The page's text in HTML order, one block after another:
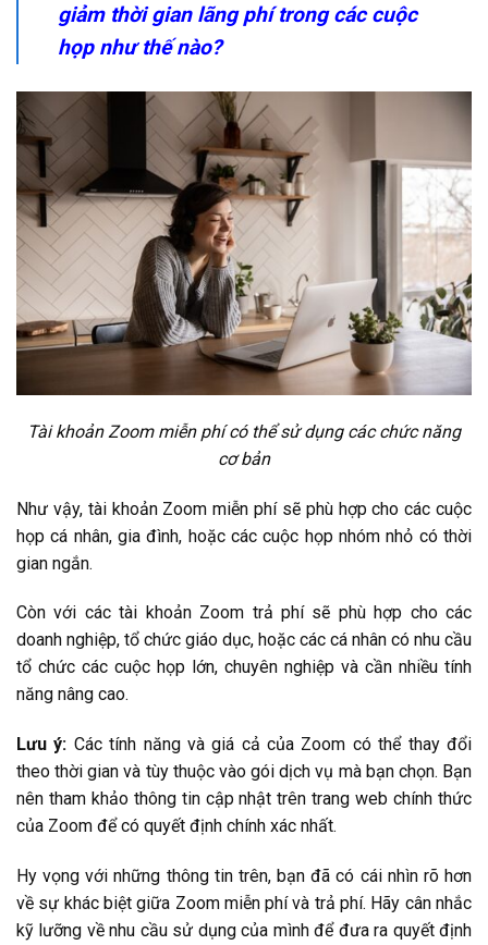
giảm thời gian lãng phí trong các cuộc
họp như thế nào?
Tài khoản Zoom miễn phí có thể sử dụng các chức năng
cơ bản
Như vậy, tài khoản Zoom miễn phí sẽ phù hợp cho các cuộc
họp cá nhân, gia đình, hoặc các cuộc họp nhóm nhỏ có thời
gian ngắn.
Còn với các tài khoản Zoom trả phí sẽ phù hợp cho các
doanh nghiệp, tổ chức giáo dục, hoặc các cá nhân có nhu cầu
tổ chức các cuộc họp lớn, chuyên nghiệp và cần nhiều tính
năng nâng cao.
Lưu ý: Các tính năng và giá cả của Zoom có thể thay đổi
theo thời gian và tùy thuộc vào gói dịch vụ mà bạn chọn. Bạn
nên tham khảo thông tin cập nhật trên trang web chính thức
của Zoom để có quyết định chính xác nhất.
Hy vọng với những thông tin trên, bạn đã có cái nhìn rõ hơn
về sự khác biệt giữa Zoom miễn phí và trả phí. Hãy cân nhắc
kỹ lưỡng về nhu cầu sử dụng của mình để đưa ra quyết định